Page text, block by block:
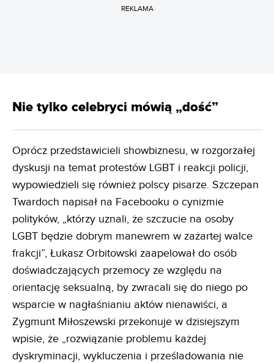
REKLAMA
Nie tylko celebryci mówią „dość”
Oprócz przedstawicieli showbiznesu, w rozgorzałej
dyskusji na temat protestów LGBT i reakcji policji,
wypowiedzieli się również polscy pisarze. Szczepan
Twardoch napisał na Facebooku o cynizmie
polityków, „którzy uznali, że szczucie na osoby
LGBT będzie dobrym manewrem w zażartej walce
frakcji”, Łukasz Orbitowski zaapelował do osób
doświadczających przemocy ze względu na
orientację seksualną, by zwracali się do niego po
wsparcie w nagłaśnianiu aktów nienawiści, a
Zygmunt Miłoszewski przekonuje w dzisiejszym
wpisie, że „rozwiązanie problemu każdej
dyskryminacji, wykluczenia i prześladowania nie